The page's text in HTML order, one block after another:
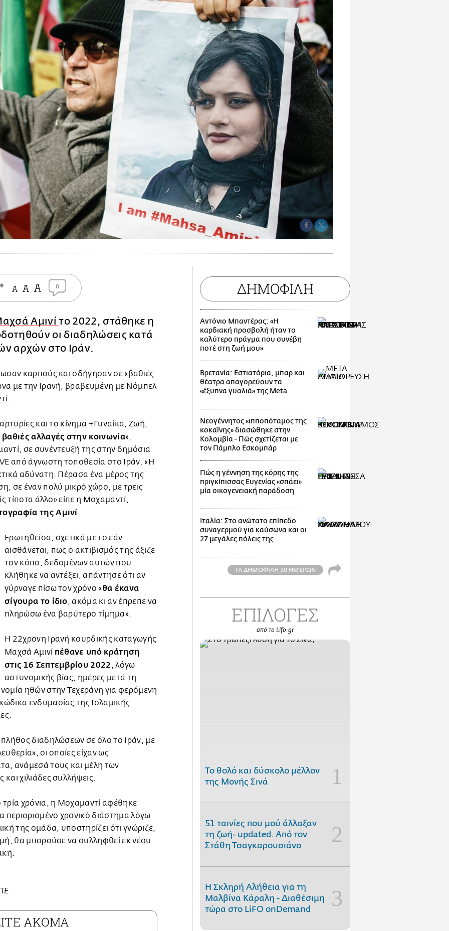
0
Αμινίτο 2022, στάθηκε η
οι διαδηλώσεις κατά
αρχών στο Ιράν.
καρπούς και οδήγησαν σε «βαθιές
με την Ιρανή, βραβευμένη με Νόμπελ
.
και το κίνημα +Γυναίκα, Ζωή,
βαθιές αλλαγές στην κοινωνία»,
σε συνέντευξή της στην δημόσια
από άγνωστη τοποθεσία στο Ιράν. «Η
αδύνατη. Πέρασα ένα μέρος της
σε έναν πολύ μικρό χώρο, με τρεις
τίποτα άλλο» είπε η Μοχαμαντί,
της Αμινί.
Ερωτηθείσα, σχετικά με το εάν
αισθάνεται, πως ο ακτιβισμός της άξιζε
τον κόπο, δεδομένων αυτών που
κλήθηκε να αντέξει, απάντησε ότι αν
γύρναγε πίσω τον χρόνο «θα έκανα
σίγουρα το ίδιο, ακόμα κι αν έπρεπε να
πληρώσω ένα βαρύτερο τίμημα».
Η 22χρονη Ιρανή κουρδικής καταγωγής
Μαχσά Αμινί πέθανε υπό κράτηση
στις 16 Σεπτεμβρίου 2022, λόγω
αστυνομικής βίας, ημέρες μετά τη
ηθών στην Τεχεράνη για φερόμενη
ενδυμασίας της Ισλαμικής
διαδηλώσεων σε όλο το Ιράν, με
οι οποίες είχαν ως
ανάμεσά τους και μέλη των
χιλιάδες συλλήψεις.
χρόνια, η Μοχαμαντί αφέθηκε
περιορισμένο χρονικό διάστημα λόγω
της ομάδα, υποστηρίζει ότι γνώριζε,
θα μπορούσε να συλληφθεί εκ νέου
ΑΚΟΜΑ
ΔΗΜΟΦΙΛΗ
Αντόνιο Μπαντέρας: «Η
καρδιακή προσβολή ήταν το
καλύτερο πράγμα που συνέβη
ποτέ στη ζωή μου»
Βρετανία: Εστιατόρια, μπαρ και
θέατρα απαγορεύουν τα
«έξυπνα γυαλιά» της Meta
Νεογέννητος «ιπποπόταμος της
κοκαΐνης» διασώθηκε στην
Κολομβία - Πώς σχετίζεται με
τον Πάμπλο Εσκομπάρ
Πώς η γέννηση της κόρης της
πριγκίπισσας Ευγενίας «σπάει»
μία οικογενειακή παράδοση
Ιταλία: Στο ανώτατο επίπεδο
συναγερμού για καύσωνα και οι
27 μεγάλες πόλεις της
ΤΑ ΔΗΜΟΦΙΛΗ 30 ΗΜΕΡΩΝ
ΕΠΙΛΟΓΕΣ
από το Lifo.gr
Το θολό και δύσκολο μέλλον
της Μονής Σινά
51 ταινίες που μού άλλαξαν
τη ζωή- updated. Aπό τον
Στάθη Τσαγκαρουσιάνο
Η Σκληρή Αλήθεια για τη
Μαλβίνα Κάραλη - Διαθέσιμη
τώρα στo LiFO onDemand